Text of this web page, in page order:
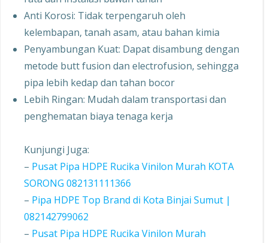
Anti Korosi: Tidak terpengaruh oleh
kelembapan, tanah asam, atau bahan kimia
Penyambungan Kuat: Dapat disambung dengan
metode butt fusion dan electrofusion, sehingga
pipa lebih kedap dan tahan bocor
Lebih Ringan: Mudah dalam transportasi dan
penghematan biaya tenaga kerja
Kunjungi Juga:
– Pusat Pipa HDPE Rucika Vinilon Murah KOTA
SORONG 082131111366
– Pipa HDPE Top Brand di Kota Binjai Sumut |
082142799062
– Pusat Pipa HDPE Rucika Vinilon Murah